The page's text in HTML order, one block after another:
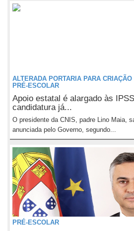
ALTERADA PORTARIA PARA
PRÉ-ESCOLAR
Apoio estatal é alargado às
candidatura já...
O presidente da CNIS, padre Lino Maia,
anunciada pelo Governo, segundo...
PRÉ-ESCOLAR